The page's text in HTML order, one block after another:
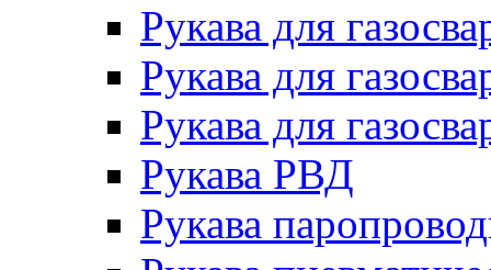
Рукава для
Рукава для
Рукава для
Рукава РВД
Рукава